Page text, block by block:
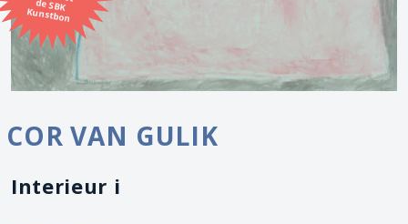
Kunstbon
COR VAN GULIK
Interieur i